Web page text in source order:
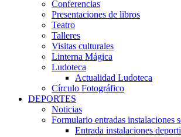
Conferencias
Presentaciones de libros
Teatro
Talleres
Visitas culturales
Linterna Mágica
Ludoteca
Actualidad Ludoteca
Círculo Fotográfico
DEPORTES
Noticias
Formulario entradas instalaciones
Entrada instalaciones